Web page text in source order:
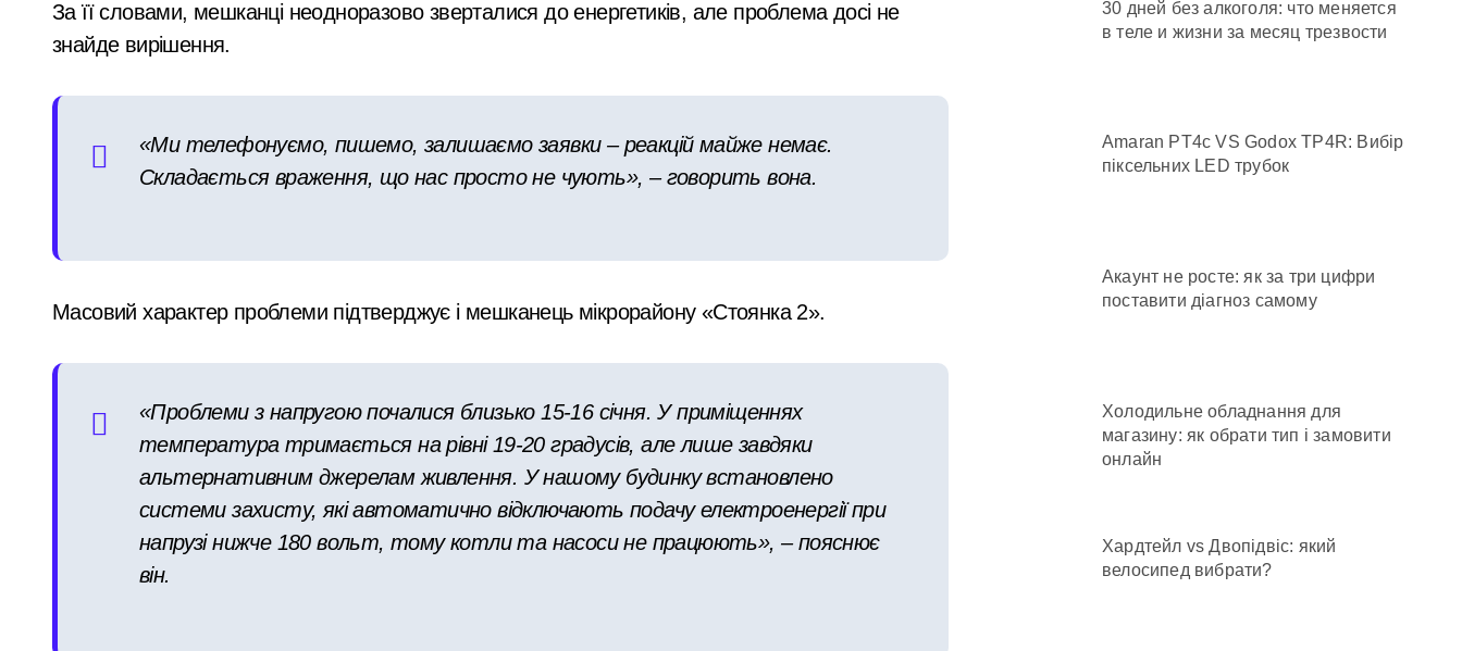
За її словами, мешканці неодноразово зверталися до енергетиків, але проблема досі не
знайде вирішення.
«Ми телефонуємо, пишемо, залишаємо заявки – реакцій майже немає.
Складається враження, що нас просто не чують», – говорить вона.
Масовий характер проблеми підтверджує і мешканець мікрорайону «Стоянка 2».
«Проблеми з напругою почалися близько 15-16 січня. У приміщеннях
температура тримається на рівні 19-20 градусів, але лише завдяки
альтернативним джерелам живлення. У нашому будинку встановлено
системи захисту, які автоматично відключають подачу електроенергії при
напрузі нижче 180 вольт, тому котли та насоси не працюють», – пояснює
він.
30 дней без алкоголя: что меняется
в теле и жизни за месяц трезвости
Amaran PT4c VS Godox TP4R: Вибір
піксельних LED трубок
Акаунт не росте: як за три цифри
поставити діагноз самому
Холодильне обладнання для
магазину: як обрати тип і замовити
онлайн
Хардтейл vs Двопідвіс: який
велосипед вибрати?